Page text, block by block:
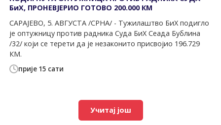
прије 15 сати
БиХ, ПРОНЕВЈЕРИО ГОТОВО 200.000 КМ
САРАЈЕВО, 5. АВГУСТА /СРНА/ - Тужилаштво БиХ подигло
је оптужницу против радника Суда БиХ Сеада Бублина
/32/ који се терети да је незаконито присвојио 196.729
КМ.
Учитај још